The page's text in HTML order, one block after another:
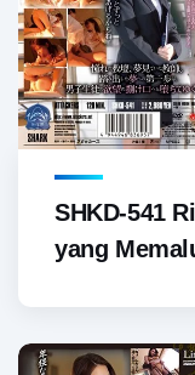
SHKD-541
yang